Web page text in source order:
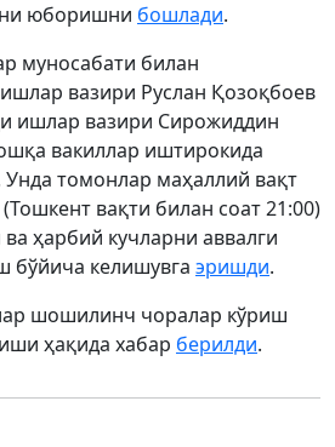
юборишни бошлади.
муносабати билан
вазири Руслан Қозоқбоев
ишлар вазири Сирожиддин
вакиллар иштирокида
Унда томонлар маҳаллий вақт
вақти билан соат 21:00)
ҳарбий кучларни аввалги
бўйича келишувга эришди.
шошилинч чоралар кўриш
ҳақида хабар берилди.